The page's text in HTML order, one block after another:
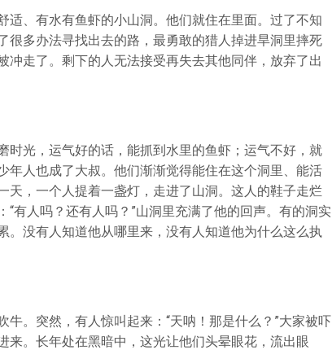
适、有水有鱼虾的小山洞。他们就住在里面。过了不知
很多办法寻找出去的路，最勇敢的猎人掉进旱洞里摔死
冲走了。剩下的人无法接受再失去其他同伴，放弃了出
时光，运气好的话，能抓到水里的鱼虾；运气不好，就
年人也成了大叔。他们渐渐觉得能住在这个洞里、能活
天，一个人提着一盏灯，走进了山洞。这人的鞋子走烂
有人吗？还有人吗？”山洞里充满了他的回声。有的洞实
。没有人知道他从哪里来，没有人知道他为什么这么执
。突然，有人惊叫起来：“天呐！那是什么？”大家被吓
来。长年处在黑暗中，这光让他们头晕眼花，流出眼